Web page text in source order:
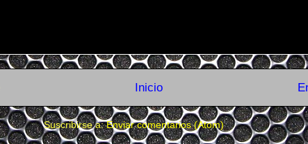
Inicio
Suscribirse a:Enviar comentarios (Atom)